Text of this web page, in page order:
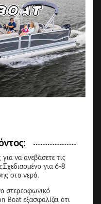
να ανεβάσετε τις
για 6-8
στο νερό.
στερεοφωνικό
εξασφαλίζει ότι